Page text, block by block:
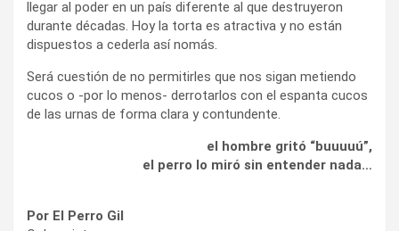
llegar al poder en un país diferente al que destruyeron
durante décadas. Hoy la torta es atractiva y no están
dispuestos a cederla así nomás.
Será cuestión de no permitirles que nos sigan metiendo
cucos o -por lo menos- derrotarlos con el espanta cucos
de las urnas de forma clara y contundente.
el hombre gritó “buuuuú”,
el perro lo miró sin entender nada…
Por El Perro Gil